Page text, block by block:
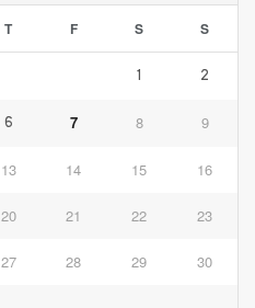
T F S S
1 2
6 7 8 9
13 14 15 16
20 21 22 23
27 28 29 30